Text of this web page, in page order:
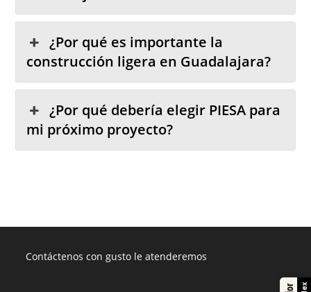
¿Por qué es importante la
construcción ligera en Guadalajara?
¿Por qué debería elegir PIESA para
mi próximo proyecto?
Contáctenos con gusto le atenderemos